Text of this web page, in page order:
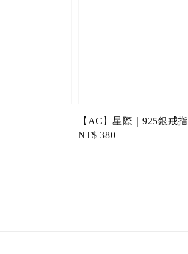
【AC】星際｜925銀戒指
Regular
NT$ 380